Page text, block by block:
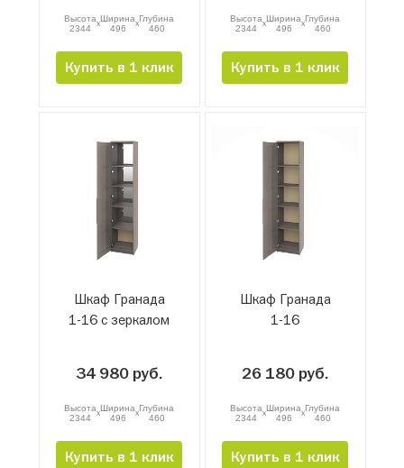
Высота
2344
xШирина
496
xГлубина
460
Купить в 1 клик
Высота
2344
xШирина
496
xГлубина
460
Купить в 1 клик
Шкаф Гранада
1-16 с зеркалом
34 980 руб.
Высота
2344
xШирина
496
xГлубина
460
Купить в 1 клик
Шкаф Гранада
1-16
26 180 руб.
Высота
2344
xШирина
496
xГлубина
460
Купить в 1 клик